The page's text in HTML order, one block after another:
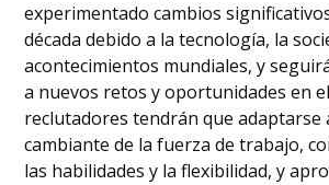
experimentado cambios
década debido a la tecnología, la
acontecimientos mundiales, y
a nuevos retos y oportunidades en
reclutadores tendrán que adaptarse
cambiante de la fuerza de trabajo,
las habilidades y la flexibilidad, y